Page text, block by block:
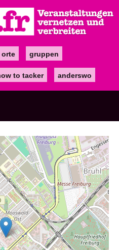
orte gruppen
to tacker anderswo